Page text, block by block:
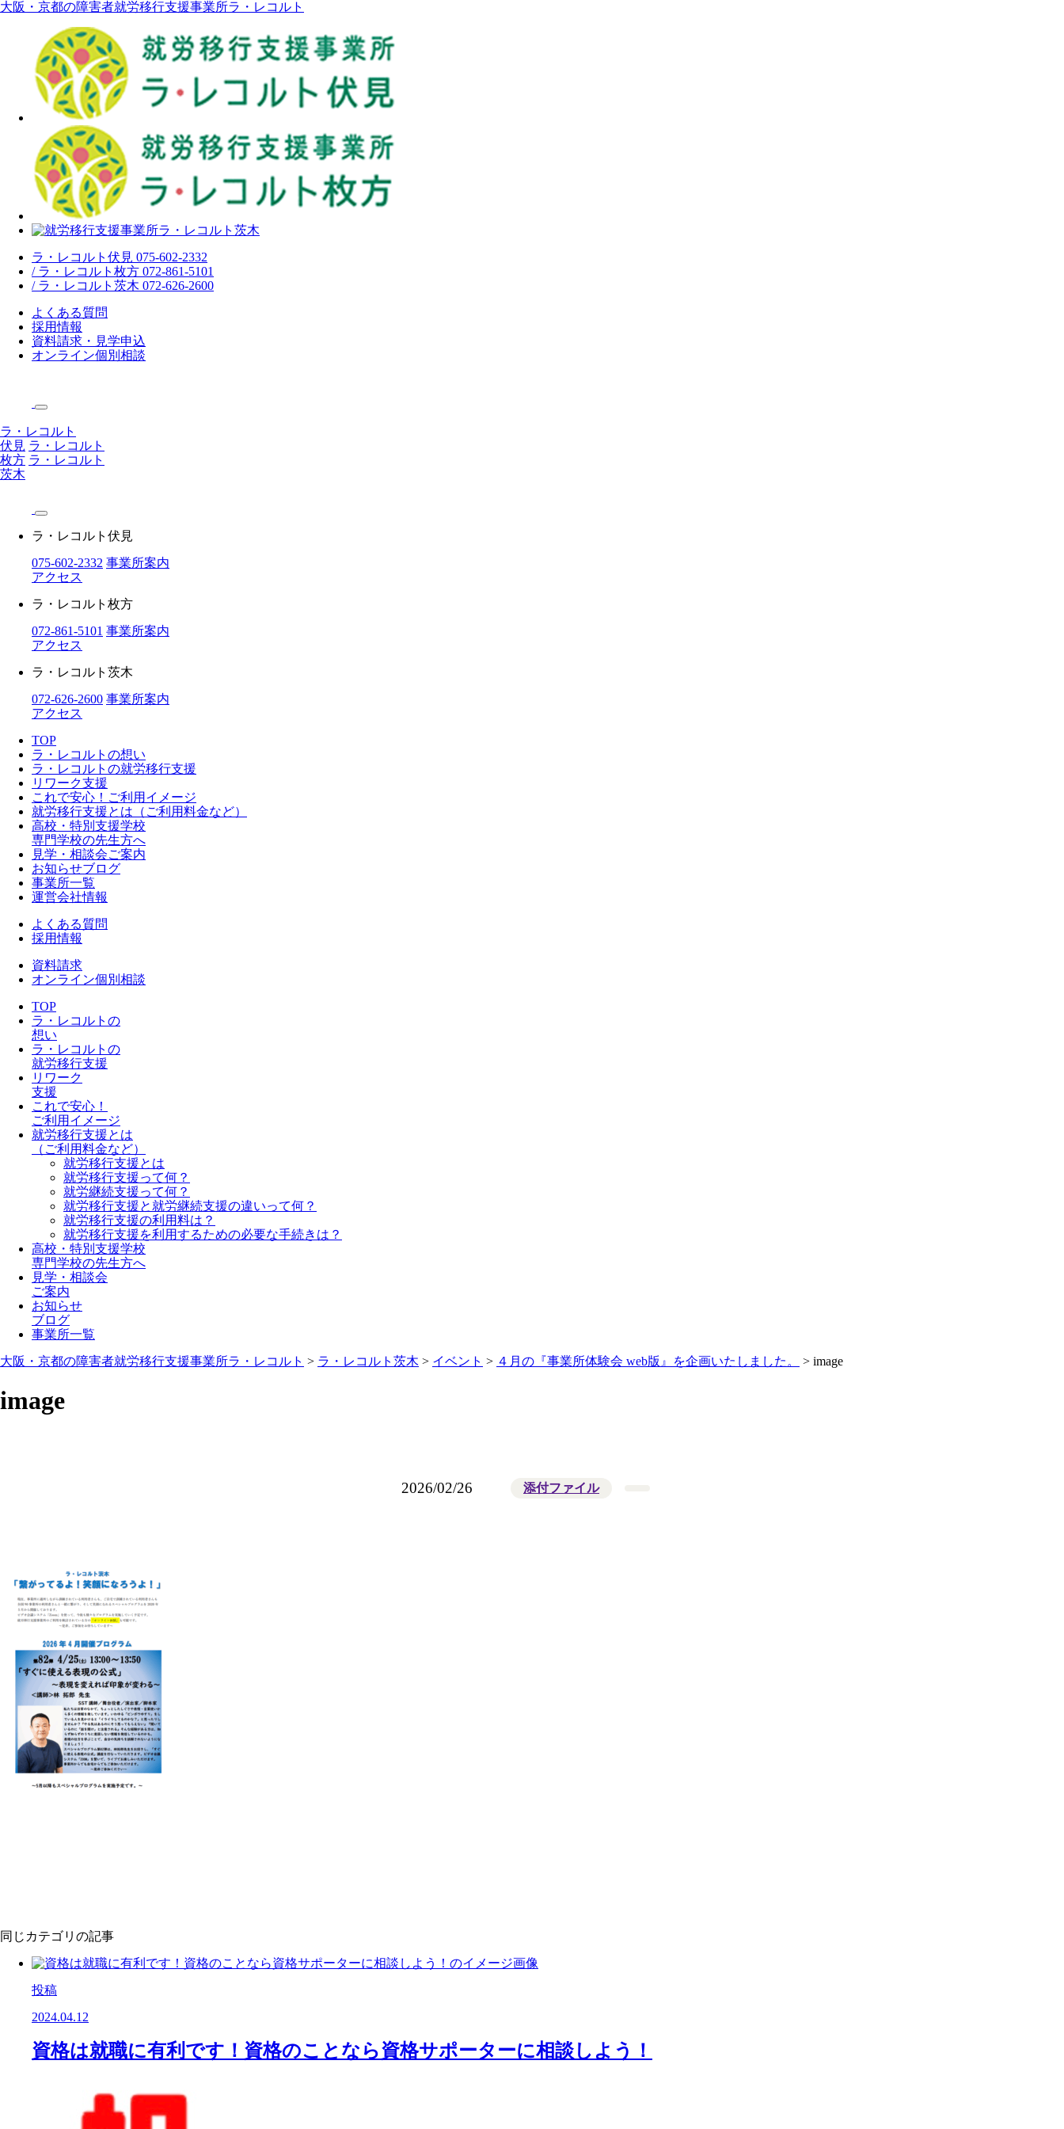
大阪・京都の障害者就労移行支援事業所ラ・レコルト
ラ・レコルト伏見 075-602-2332
/ ラ・レコルト枚方 072-861-5101
/ ラ・レコルト茨木 072-626-2600
よくある質問
採用情報
資料請求・見学申込
オンライン個別相談
ラ・レコルト
伏見 ラ・レコルト
枚方 ラ・レコルト
茨木
ラ・レコルト伏見
075-602-2332 事業所案内
アクセス
ラ・レコルト枚方
072-861-5101 事業所案内
アクセス
ラ・レコルト茨木
072-626-2600 事業所案内
アクセス
TOP
ラ・レコルトの想い
ラ・レコルトの就労移行支援
リワーク支援
これで安心！ご利用イメージ
就労移行支援とは（ご利用料金など）
高校・特別支援学校
専門学校の先生方へ
見学・相談会ご案内
お知らせブログ
事業所一覧
運営会社情報
よくある質問
採用情報
資料請求
オンライン個別相談
TOP
ラ・レコルトの
想い
ラ・レコルトの
就労移行支援
リワーク
支援
これで安心！
ご利用イメージ
就労移行支援とは
（ご利用料金など）
就労移行支援とは
就労移行支援って何？
就労継続支援って何？
就労移行支援と就労継続支援の違いって何？
就労移行支援の利用料は？
就労移行支援を利用するための必要な手続きは？
高校・特別支援学校
専門学校の先生方へ
見学・相談会
ご案内
お知らせ
ブログ
事業所一覧
大阪・京都の障害者就労移行支援事業所ラ・レコルト > ラ・レコルト茨木 > イベント > ４月の『事業所体験会 web版』を企画いたしました。 > image
image
2026/02/26 添付ファイル
同じカテゴリの記事
投稿
2024.04.12
資格は就職に有利です！資格のことなら資格サポーターに相談しよう！